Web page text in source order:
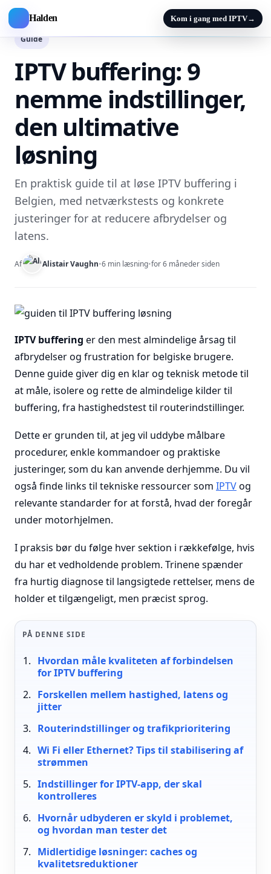
Halden Kom i gang med IPTV→
Guide
IPTV buffering: 9
nemme indstillinger,
den ultimative
løsning
En praktisk guide til at løse IPTV buffering i
Belgien, med netværkstests og konkrete
justeringer for at reducere afbrydelser og
latens.
Af Alistair Vaughn•6 min læsning•for 6 måneder siden
IPTV buffering er den mest almindelige årsag til
afbrydelser og frustration for belgiske brugere.
Denne guide giver dig en klar og teknisk metode til
at måle, isolere og rette de almindelige kilder til
buffering, fra hastighedstest til routerindstillinger.
Dette er grunden til, at jeg vil uddybe målbare
procedurer, enkle kommandoer og praktiske
justeringer, som du kan anvende derhjemme. Du vil
også finde links til tekniske ressourcer som IPTVog
relevante standarder for at forstå, hvad der foregår
under motorhjelmen.
I praksis bør du følge hver sektion i rækkefølge, hvis
du har et vedholdende problem. Trinene spænder
fra hurtig diagnose til langsigtede rettelser, mens de
holder et tilgængeligt, men præcist sprog.
PÅ DENNE SIDE
Hvordan måle kvaliteten af forbindelsen
for IPTV buffering
Forskellen mellem hastighed, latens og
jitter
Routerindstillinger og trafikprioritering
Wi Fi eller Ethernet? Tips til stabilisering af
strømmen
Indstillinger for IPTV-app, der skal
kontrolleres
Hvornår udbyderen er skyld i problemet,
og hvordan man tester det
Midlertidige løsninger: caches og
kvalitetsreduktioner